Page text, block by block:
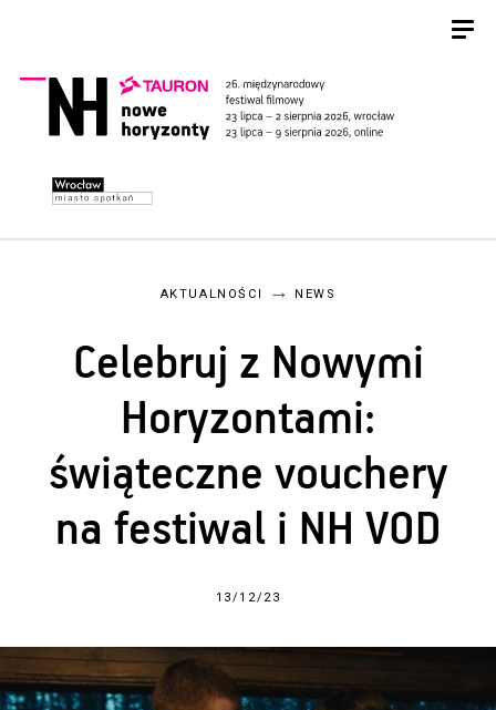
AKTUALNOŚCI NEWS
Celebruj z Nowymi
Horyzontami:
świąteczne vouchery
na festiwal i NH VOD
13/12/23